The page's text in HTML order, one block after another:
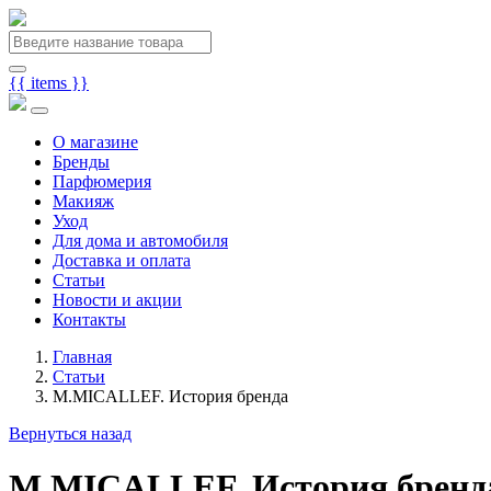
{{ items }}
О магазине
Бренды
Парфюмерия
Макияж
Уход
Для дома и автомобиля
Доставка и оплата
Статьи
Новости и акции
Контакты
Главная
Статьи
M.MICALLEF. История бренда
Вернуться назад